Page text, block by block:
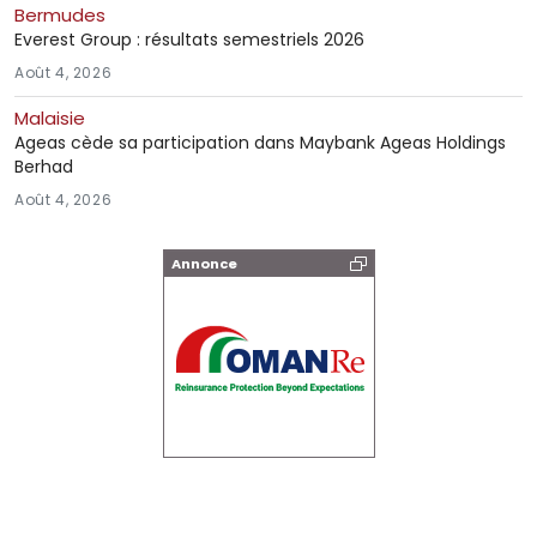
Annonce
Bermudes
Everest Group : résultats semestriels 2026
Août 4, 2026
Malaisie
Ageas cède sa participation dans Maybank Ageas Holdings
Berhad
Août 4, 2026